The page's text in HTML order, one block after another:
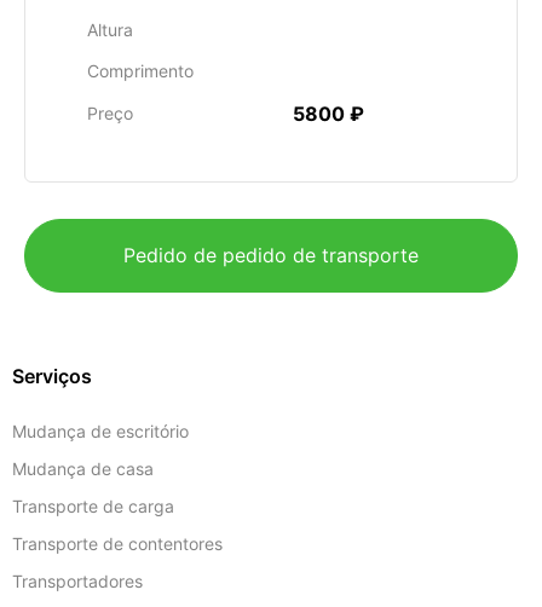
Altura
Comprimento
Preço 5800 ₽
Pedido de pedido de transporte
Serviços
Mudança de escritório
Mudança de casa
Transporte de carga
Transporte de contentores
Transportadores